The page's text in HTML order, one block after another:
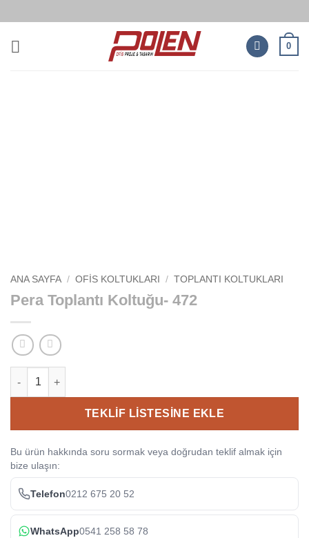
atla
0
ANA SAYFA / OFIS KOLTUKLARI / TOPLANTI KOLTUKLARI
Pera Toplantı Koltuğu- 472
TEKLIF LISTESINE EKLE
Bu ürün hakkında soru sormak veya doğrudan teklif almak için
bize ulaşın:
Telefon0212 675 20 52
WhatsApp0541 258 58 78